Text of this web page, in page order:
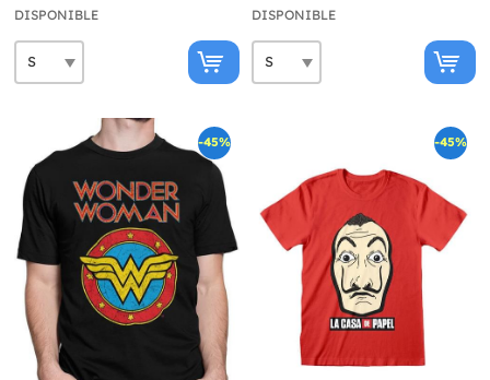
DISPONIBLE DISPONIBLE
-45% -45%